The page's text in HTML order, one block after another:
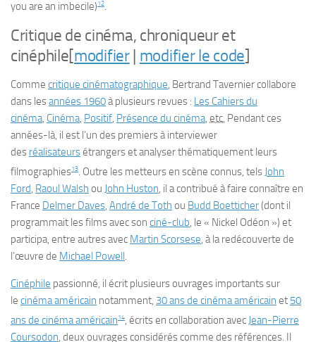
you are an imbecile)12.
Critique de cinéma, chroniqueur et
cinéphile[modifier| modifier le code]
Comme critique cinématographique, Bertrand Tavernier collabore
dans lesannées 1960à plusieurs revues : Les Cahiers du
cinéma, Cinéma, Positif, Présence du cinéma, etc. Pendant ces
années-là, il est l’un des premiers à interviewer
des réalisateursétrangers et analyser thématiquement leurs
filmographies13. Outre les metteurs en scène connus, tels John
Ford, Raoul Walsh ou John Huston, il a contribué à faire connaître en
France Delmer Daves, André de Toth ou Budd Boetticher(dont il
programmait les films avec son ciné-club, le « Nickel Odéon ») et
participa, entre autres avec Martin Scorsese, à la redécouverte de
l’œuvre de Michael Powell.
Cinéphile passionné, il écrit plusieurs ouvrages importants sur
le cinéma américain notamment, 30 ans de cinéma américain et 50
ans de cinéma américain14, écrits en collaboration avec Jean-Pierre
Coursodon, deux ouvrages considérés comme des références. Il